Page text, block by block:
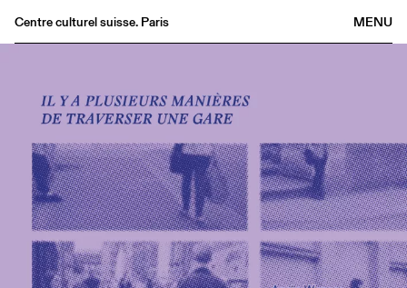
MENU
Centre culturel suisse. Paris
Buvette
Archives
Medias
Publications
About
/EN